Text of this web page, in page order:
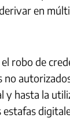
en
robo de
no
y hasta la